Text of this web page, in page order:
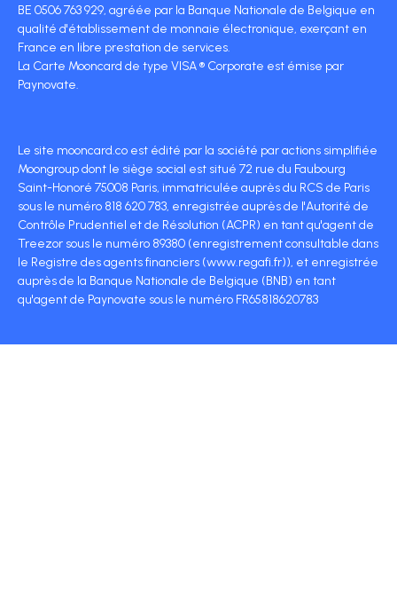
BE 0506 763 929, agréée par la Banque Nationale de Belgique en
qualité d'établissement de monnaie électronique, exerçant en
France en libre prestation de services.
La Carte Mooncard de type VISA ® Corporate est émise par
Paynovate.
Le site mooncard.co est édité par la société par actions simplifiée
Moongroup dont le siège social est situé 72 rue du Faubourg
Saint-Honoré 75008 Paris, immatriculée auprès du RCS de Paris
sous le numéro 818 620 783, enregistrée auprès de l'Autorité de
Contrôle Prudentiel et de Résolution (ACPR) en tant qu'agent de
Treezor sous le numéro 89380 (enregistrement consultable dans
le Registre des agents financiers (www.regafi.fr)), et enregistrée
auprès de la Banque Nationale de Belgique (BNB) en tant
qu'agent de Paynovate sous le numéro FR65818620783